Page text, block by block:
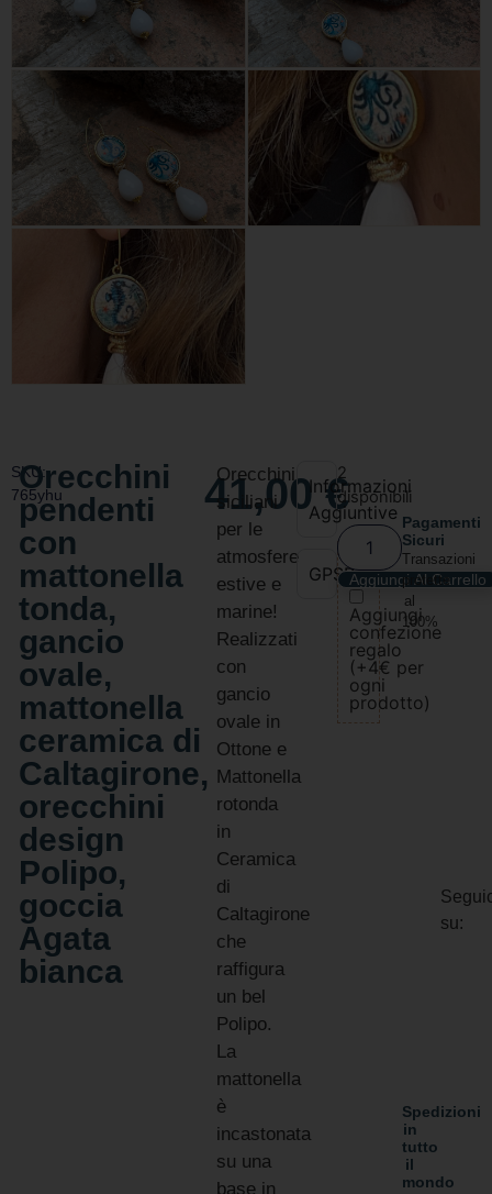
765yhu
Orecchini
pendenti
con
mattonella
tonda,
gancio
ovale,
mattonella
ceramica di
Caltagirone,
orecchini
design
Polipo,
goccia
Agata
bianca
41,00€
siciliani
per le
atmosfere
estive e
marine!
Realizzati
con
gancio
ovale in
Ottone e
Mattonella
rotonda
in
Ceramica
di
Caltagirone
che
raffigura
un bel
Polipo.
La
mattonella
è
incastonata
su una
base in
Informazioni
Aggiuntive
GPSR
disponibili
Aggiungi Al Carrello
Aggiungi
confezione
regalo
(+4€ per
ogni
prodotto)
Pagamenti
Sicuri
Transazioni
protette
al
100%
in
tutto
il
mondo
Due
su: